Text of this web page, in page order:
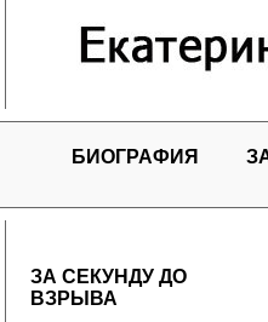
БИОГРАФИЯ
ЗА СЕКУНДУ ДО
ВЗРЫВА